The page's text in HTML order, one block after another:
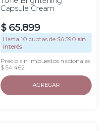
Capsule Cream
$ 65.899
Hasta10 cuotas de $6.590 sin
interés
Precio sin impuestos nacionales
$ 54.462
AGREGAR